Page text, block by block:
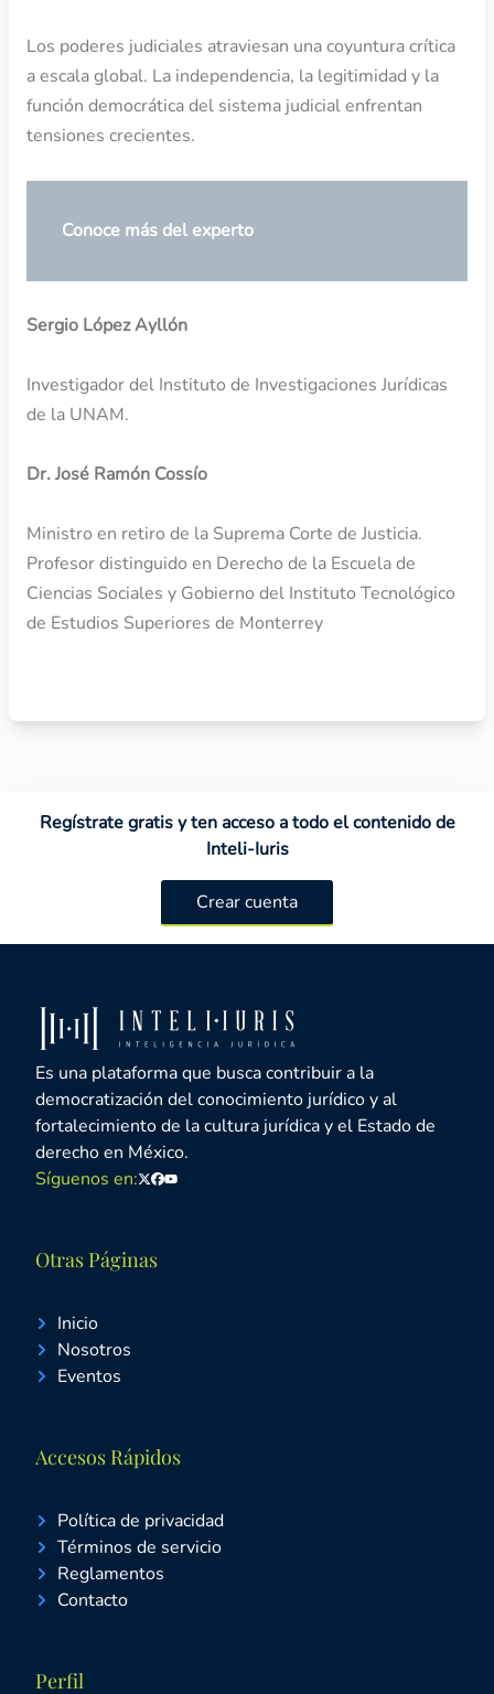
Los poderes judiciales atraviesan una coyuntura crítica
a escala global. La independencia, la legitimidad y la
función democrática del sistema judicial enfrentan
tensiones crecientes.
Conoce más del experto
Sergio López Ayllón
Investigador del Instituto de Investigaciones Jurídicas
de la UNAM.
Dr. José Ramón Cossío
Ministro en retiro de la Suprema Corte de Justicia.
Profesor distinguido en Derecho de la Escuela de
Ciencias Sociales y Gobierno del Instituto Tecnológico
de Estudios Superiores de Monterrey
Regístrate gratis y ten acceso a todo el contenido de
Inteli-Iuris
Crear cuenta
Es una plataforma que busca contribuir a la
democratización del conocimiento jurídico y al
fortalecimiento de la cultura jurídica y el Estado de
derecho en México.
Síguenos en:Twitter
Facebook
Youtube
Otras Páginas
Inicio
Nosotros
Eventos
Accesos Rápidos
Política de privacidad
Términos de servicio
Reglamentos
Contacto
Perfil